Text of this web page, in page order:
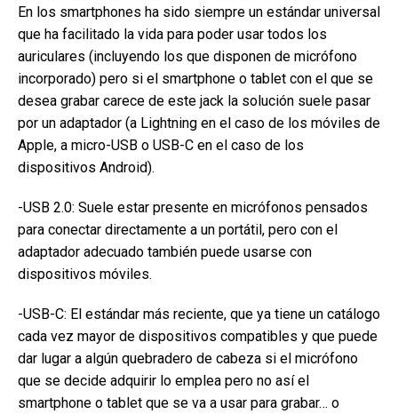
En los smartphones ha sido siempre un estándar universal
que ha facilitado la vida para poder usar todos los
auriculares (incluyendo los que disponen de micrófono
incorporado) pero si el smartphone o tablet con el que se
desea grabar carece de este jack la solución suele pasar
por un adaptador (a Lightning en el caso de los móviles de
Apple, a micro-USB o USB-C en el caso de los
dispositivos Android).
-USB 2.0: Suele estar presente en micrófonos pensados
para conectar directamente a un portátil, pero con el
adaptador adecuado también puede usarse con
dispositivos móviles.
-USB-C: El estándar más reciente, que ya tiene un catálogo
cada vez mayor de dispositivos compatibles y que puede
dar lugar a algún quebradero de cabeza si el micrófono
que se decide adquirir lo emplea pero no así el
smartphone o tablet que se va a usar para grabar… o